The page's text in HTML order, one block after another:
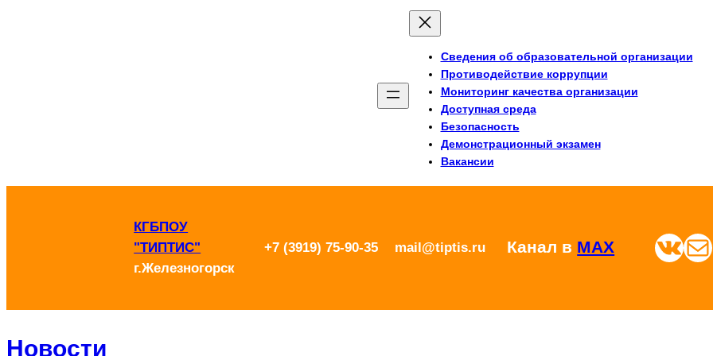
Сведения об образовательной организации
Противодействие коррупции
Мониторинг качества организации
Доступная среда
Безопасность
Демонстрационный экзамен
Вакансии
КГБПОУ
"ТИПТИС"
г.Железногорск
+7 (3919) 75-90-35 mail@tiptis.ru Канал в MAX ВКонтакте Почта
Новости